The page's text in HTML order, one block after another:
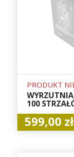
PRODUKT
100
599,00 zł